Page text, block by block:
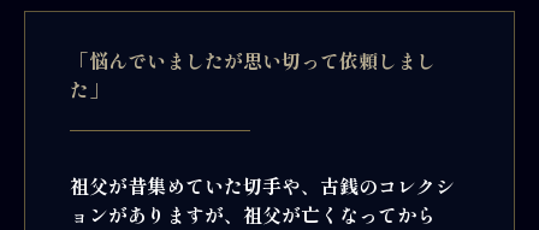
「悩んでいましたが思い切って依頼しまし
た」
祖父が昔集めていた切手や、古銭のコレクシ
ョンがありますが、祖父が亡くなってから